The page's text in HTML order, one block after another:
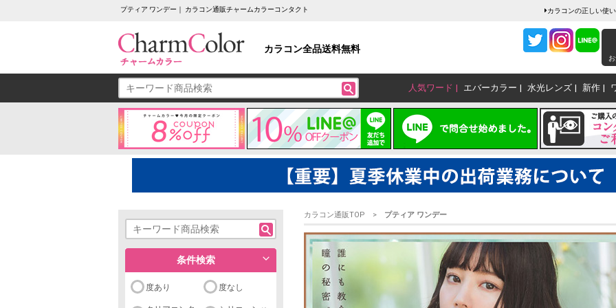
プティア ワンデー｜ カラコン通販チャームカラーコンタクト カラコンの正しい使
カラコン全品送料無料
人気ワード エバーカラー 水光レンズ 新作
条件検索
度あり 度なし
カラコン通販TOP プティア ワンデー